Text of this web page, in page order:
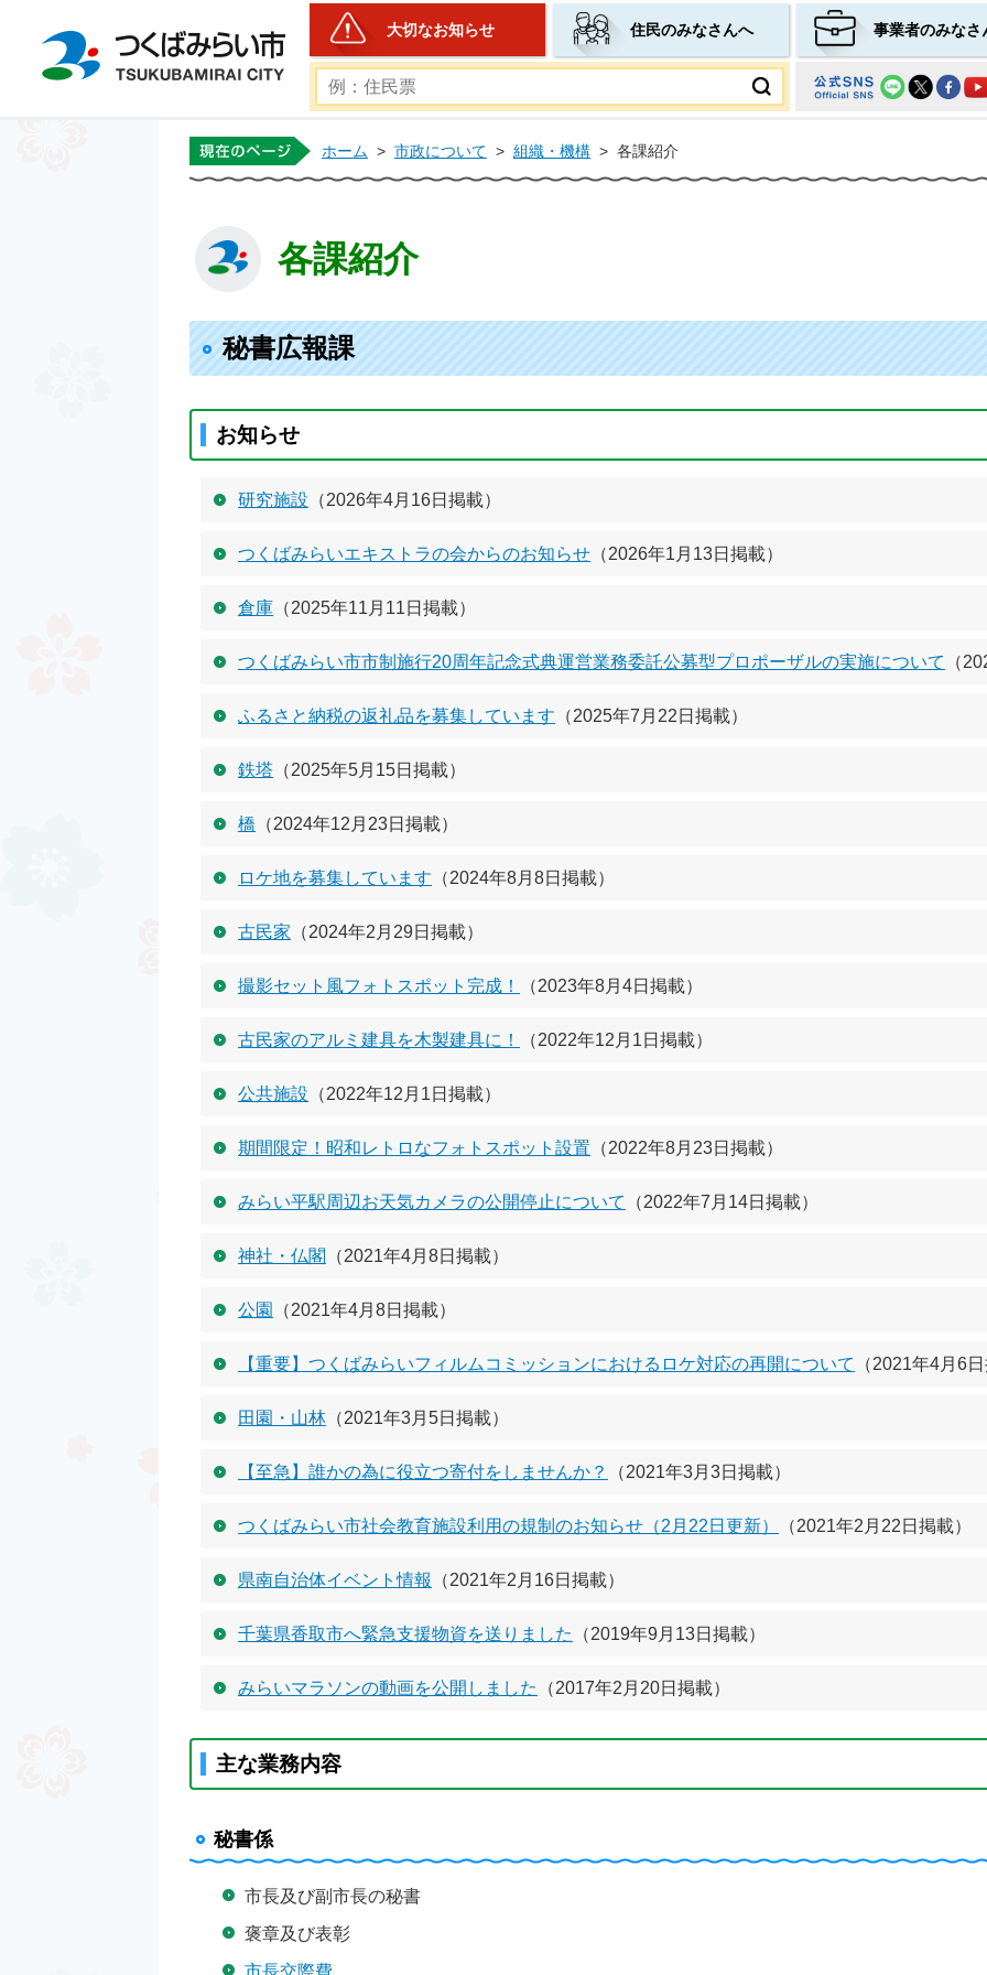
つくばみらい市公式ホームページ
大切なお知らせ 住民のみなさんへ 事業者のみなさ
ホーム > 市政について > 組織・機構 > 各課紹介
各課紹介
秘書広報課
お知らせ
研究施設 （2026年4月16日掲載）
つくばみらいエキストラの会からのお知らせ （2026年1月13日掲載）
倉庫 （2025年11月11日掲載）
つくばみらい市市制施行20周年記念式典運営業務委託公募型プロポーザルの実施について （
ふるさと納税の返礼品を募集しています （2025年7月22日掲載）
鉄塔 （2025年5月15日掲載）
橋 （2024年12月23日掲載）
ロケ地を募集しています （2024年8月8日掲載）
古民家 （2024年2月29日掲載）
撮影セット風フォトスポット完成！ （2023年8月4日掲載）
古民家のアルミ建具を木製建具に！ （2022年12月1日掲載）
公共施設 （2022年12月1日掲載）
期間限定！昭和レトロなフォトスポット設置 （2022年8月23日掲載）
みらい平駅周辺お天気カメラの公開停止について （2022年7月14日掲載）
神社・仏閣 （2021年4月8日掲載）
公園 （2021年4月8日掲載）
【重要】つくばみらいフィルムコミッションにおけるロケ対応の再開について （2021年4月6
田園・山林 （2021年3月5日掲載）
【至急】誰かの為に役立つ寄付をしませんか？ （2021年3月3日掲載）
つくばみらい市社会教育施設利用の規制のお知らせ（2月22日更新） （2021年2月22日掲載）
県南自治体イベント情報 （2021年2月16日掲載）
千葉県香取市へ緊急支援物資を送りました （2019年9月13日掲載）
みらいマラソンの動画を公開しました （2017年2月20日掲載）
主な業務内容
秘書係
市⻑及び副市⻑の秘書
褒章及び表彰
市⻑交際費